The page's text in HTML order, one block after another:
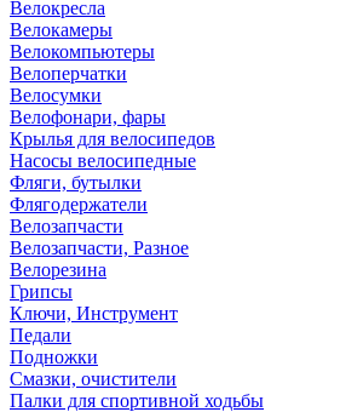
Велокресла
Велокамеры
Велокомпьютеры
Велоперчатки
Велосумки
Велофонари, фары
Крылья для велосипедов
Насосы велосипедные
Фляги, бутылки
Флягодержатели
Велозапчасти
Велозапчасти, Разное
Велорезина
Грипсы
Ключи, Инструмент
Педали
Подножки
Смазки, очистители
Палки для спортивной ходьбы